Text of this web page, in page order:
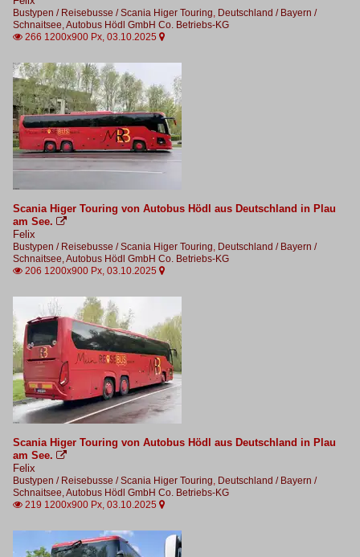
Bustypen / Reisebusse / Scania Higer Touring, Deutschland / Bayern /
Schnaitsee, Autobus Hödl GmbH Co. Betriebs-KG
 266 1200x900 Px, 03.10.2025 
Scania Higer Touring von Autobus Hödl aus Deutschland in Plau
am See. 
Felix
Bustypen / Reisebusse / Scania Higer Touring, Deutschland / Bayern /
Schnaitsee, Autobus Hödl GmbH Co. Betriebs-KG
 206 1200x900 Px, 03.10.2025 
Scania Higer Touring von Autobus Hödl aus Deutschland in Plau
am See. 
Felix
Bustypen / Reisebusse / Scania Higer Touring, Deutschland / Bayern /
Schnaitsee, Autobus Hödl GmbH Co. Betriebs-KG
 219 1200x900 Px, 03.10.2025 